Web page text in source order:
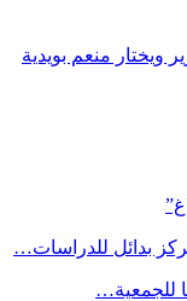
ويختار منعم بويدية
بدائل للدراسات…
للجمعية…